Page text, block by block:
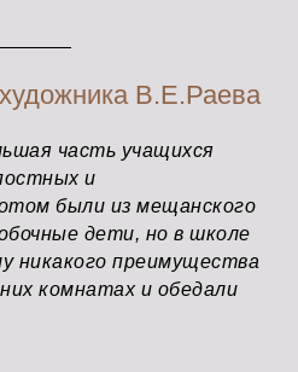
В.Е.Раева
часть учащихся
и
были из мещанского
дети, но в школе
никакого преимущества
комнатах и обедали